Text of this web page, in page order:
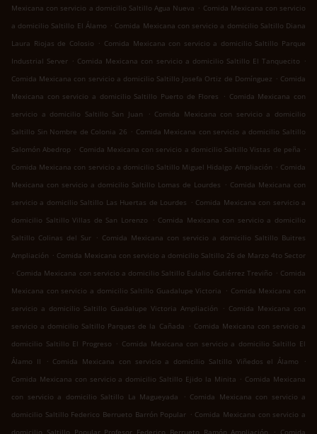
Mexicana con servicio a domicilio Saltillo Agua Nueva . Comida Mexicana con servicio
a domicilio Saltillo El Álamo . Comida Mexicana con servicio a domicilio Saltillo Diana
Laura Riojas de Colosio . Comida Mexicana con servicio a domicilio Saltillo Parque
Industrial Server . Comida Mexicana con servicio a domicilio Saltillo El Tanquecito .
Comida Mexicana con servicio a domicilio Saltillo Josefa Ortiz de Domínguez . Comida
Mexicana con servicio a domicilio Saltillo Puerto de Flores
. Comida Mexicana con
servicio a domicilio Saltillo San Juan
. Comida Mexicana con servicio a domicilio
Saltillo Sin Nombre de Colonia 26 . Comida Mexicana con servicio a domicilio Saltillo
Salomón Abedrop . Comida Mexicana con servicio a domicilio Saltillo Vistas de peña .
Comida Mexicana con servicio a domicilio Saltillo Miguel Hidalgo Ampliación . Comida
Mexicana con servicio a domicilio Saltillo Lomas de Lourdes . Comida Mexicana con
servicio a domicilio Saltillo Las Huertas de Lourdes . Comida Mexicana con servicio a
domicilio Saltillo Villas de San Lorenzo
. Comida Mexicana con servicio a domicilio
Saltillo Colinas del Sur . Comida Mexicana con servicio a domicilio Saltillo Buitres
Ampliación . Comida Mexicana con servicio a domicilio Saltillo 26 de Marzo 4to Sector
. Comida Mexicana con servicio a domicilio Saltillo Eulalio Gutiérrez Treviño . Comida
Mexicana con servicio a domicilio Saltillo Guadalupe Victoria . Comida Mexicana con
servicio a domicilio Saltillo Guadalupe Victoria Ampliación
. Comida Mexicana con
servicio a domicilio Saltillo Parques de la Cañada . Comida Mexicana con servicio a
domicilio Saltillo El Progreso . Comida Mexicana con servicio a domicilio Saltillo El
Álamo II
. Comida Mexicana con servicio a domicilio Saltillo Viñedos el Álamo
.
Comida Mexicana con servicio a domicilio Saltillo Ejido la Minita . Comida Mexicana
con servicio a domicilio Saltillo La Magueyada
. Comida Mexicana con servicio a
domicilio Saltillo Federico Berrueto Barrón Popular . Comida Mexicana con servicio a
.